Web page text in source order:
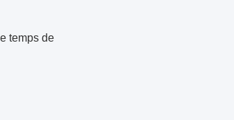
temps de